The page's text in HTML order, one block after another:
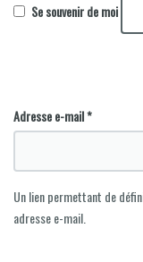
Se souvenir de moi
Adresse e-mail*Obligatoire
Un lien permettant de
adresse e-mail.